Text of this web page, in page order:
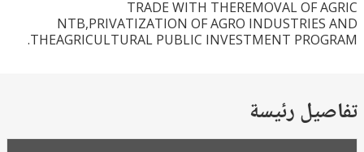
TRADE WITH THEREMOVAL OF
NTB,PRIVATIZATION OF AGRO
THEAGRICULTURAL PUBLIC INVESTMENT
رئيسة